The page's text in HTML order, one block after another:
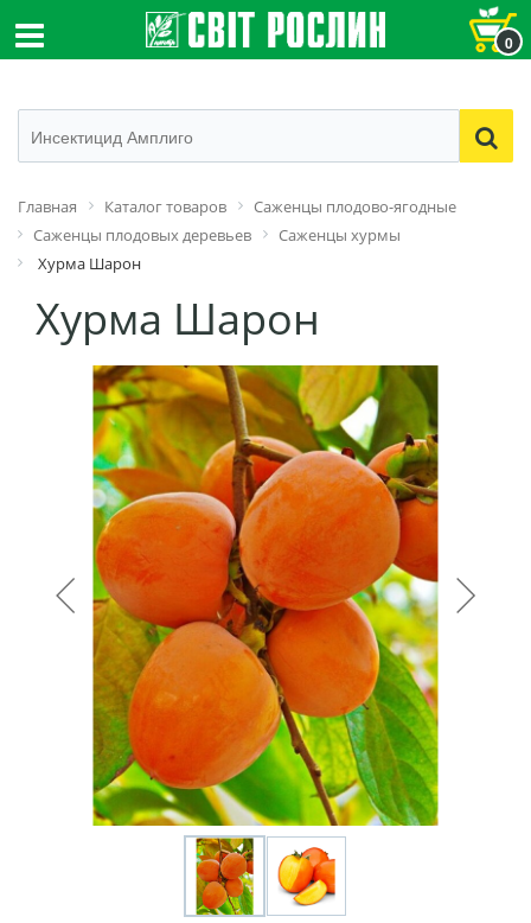
0
Главная Каталог товаров
Саженцы плодово-ягодные
Саженцы плодовых деревьев
Саженцы хурмы
Хурма Шарон
Хурма Шарон